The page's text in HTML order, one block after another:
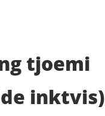
tjoemi
inktvis)